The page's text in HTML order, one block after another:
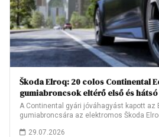
Škoda Elroq: 20 colos Continental
gumiabroncsok eltérő első és
A Continental gyári jóváhagyást kapott az
gumiabroncsára az elektromos Škoda
29.07.2026